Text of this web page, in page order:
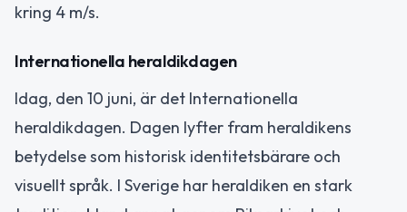
kring 4 m/s.
Internationella heraldikdagen
Idag, den 10 juni, är det Internationella
heraldikdagen. Dagen lyfter fram heraldikens
betydelse som historisk identitetsbärare och
visuellt språk. I Sverige har heraldiken en stark